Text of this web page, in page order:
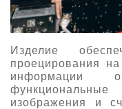
Изделие
проецирования
информации
изображения и